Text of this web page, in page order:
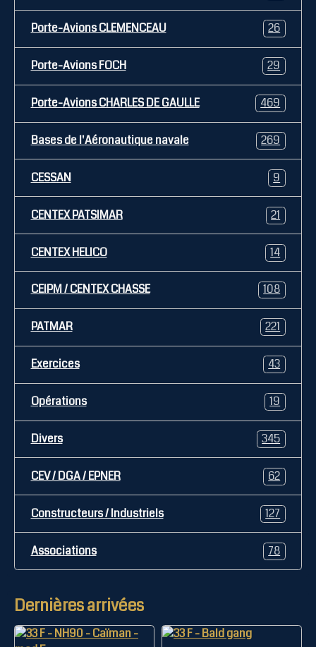
Porte-Avions CLEMENCEAU 26
Porte-Avions FOCH 29
Porte-Avions CHARLES DE GAULLE 469
Bases de l'Aéronautique navale 269
CESSAN 9
CENTEX PATSIMAR 21
CENTEX HELICO 14
CEIPM / CENTEX CHASSE 108
PATMAR 221
Exercices 43
Opérations 19
Divers 345
CEV / DGA / EPNER 62
Constructeurs / Industriels 127
Associations 78
Dernières arrivées